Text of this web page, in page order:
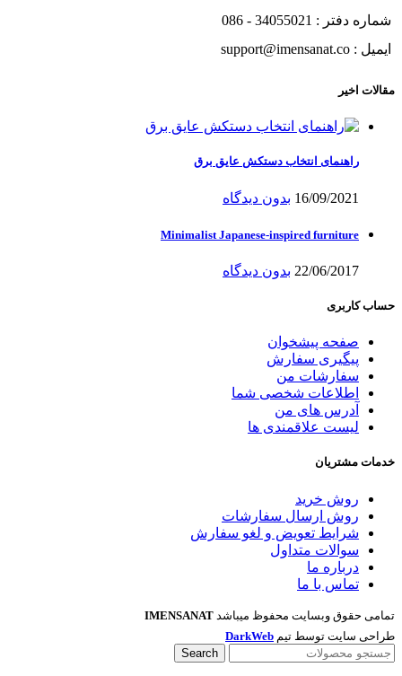
شماره دفتر : 34055021 - 086
ایمیل : support@imensanat.co
مقالات اخیر
راهنمای انتخاب دستکش عایق برق
16/09/2021 بدون دیدگاه
Minimalist Japanese-inspired furniture
22/06/2017 بدون دیدگاه
حساب کاربری
صفحه پیشخوان
پیگیری سفارش
سفارشات من
اطلاعات شخصی شما
آدرس های من
لیست علاقمندی ها
خدمات مشتریان
روش خرید
روش ارسال سفارشات
شرایط تعویض و لغو سفارش
سوالات متداول
درباره ما
تماس با ما
تمامی حقوق وبسایت محفوظ میباشد IMENSANAT
طراحی سایت توسط تیم DarkWeb
Search